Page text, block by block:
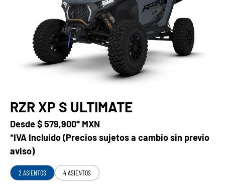
RZR XP S ULTIMATE
Desde$ 579,900* MXN
*IVA Incluido (Precios sujetos a cambio sin previo
aviso)
2 ASIENTOS 4 ASIENTOS